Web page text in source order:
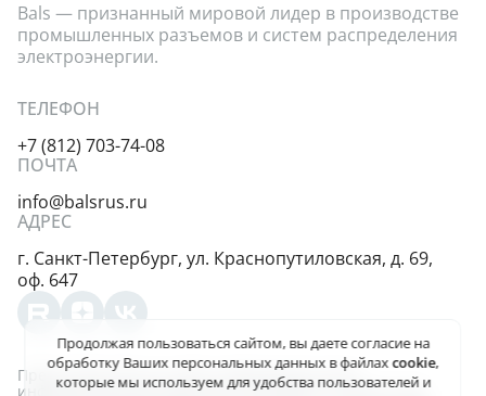
Bals — признанный мировой лидер в производстве
промышленных разъемов и систем распределения
электроэнергии.
ТЕЛЕФОН
+7 (812) 703-74-08
ПОЧТА
info@balsrus.ru
АДРЕС
г. Санкт-Петербург, ул. Краснопутиловская, д. 69,
оф. 647
Представленная на сайте информация несёт
информационный характер и не является публичной
Продолжая пользоваться сайтом, вы даетесогласие на
обработку Ваших персональных данныхв файлахcookie,
которые мы используем для удобства пользователей и